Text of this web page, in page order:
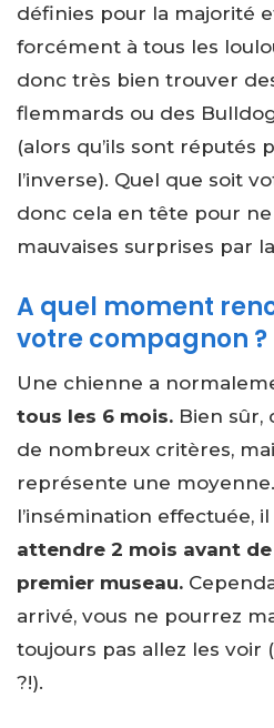
définies pour la majorité
forcément à tous les
donc très bien trouver
flemmards ou des
(alors qu’ils sont
l’inverse). Quel que soit
donc cela en tête pour
mauvaises surprises par
A quel moment
votre compagnon ?
Une chienne a
tous les 6 mois. Bien sûr,
de nombreux critères,
représente une
l’insémination effectuée,
attendre 2 mois avant
premier museau.
arrivé, vous ne pourrez
toujours pas allez les voir
?!).